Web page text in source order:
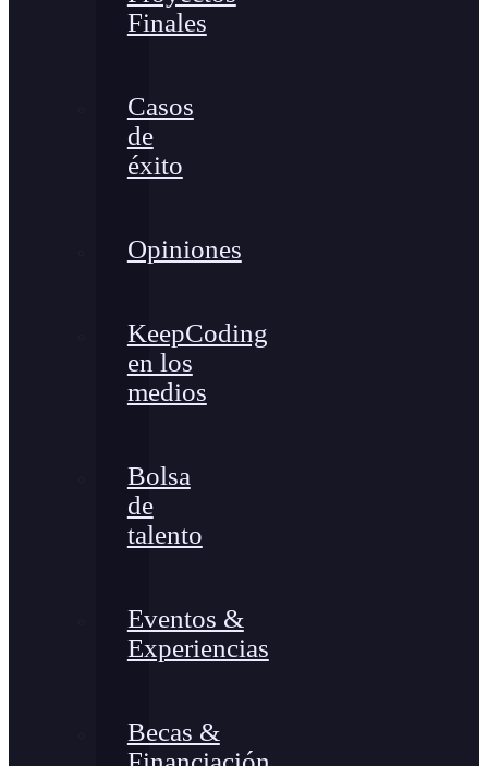
Finales
Casos
de
éxito
Opiniones
KeepCoding
en los
medios
Bolsa
de
talento
Eventos &
Experiencias
Becas &